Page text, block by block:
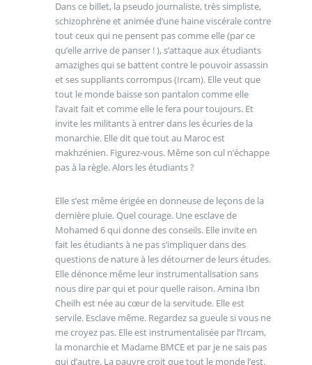
Dans ce billet, la pseudo journaliste, très simpliste,
schizophrène et animée d’une haine viscérale contre
tout ceux qui ne pensent pas comme elle (par ce
qu’elle arrive de panser ! ), s’attaque aux étudiants
amazighes qui se battent contre le pouvoir assassin
et ses suppliants corrompus (Ircam). Elle veut que
tout le monde baisse son pantalon comme elle
l’avait fait et comme elle le fera pour toujours. Et
invite les militants à entrer dans les écuries de la
monarchie. Elle dit que tout au Maroc est
makhzénien. Figurez-vous. Même son cul n’échappe
pas à la règle. Alors les étudiants ?
Elle s’est même érigée en donneuse de leçons de la
dernière pluie. Quel courage. Une esclave de
Mohamed 6 qui donne des conseils. Elle invite en
fait les étudiants à ne pas s’impliquer dans des
questions de nature à les détourner de leurs études.
Elle dénonce même leur instrumentalisation sans
nous dire par qui et pour quelle raison. Amina Ibn
Cheilh est née au cœur de la servitude. Elle est
servile. Esclave même. Regardez sa gueule si vous ne
me croyez pas. Elle est instrumentalisée par l’Ircam,
la monarchie et Madame BMCE et par je ne sais pas
qui d’autre. La pauvre croit que tout le monde l’est.